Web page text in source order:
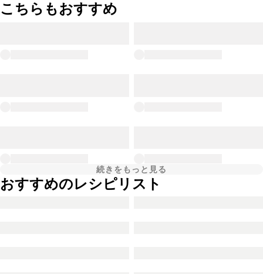
こちらもおすすめ
続きをもっと見る
おすすめのレシピリスト